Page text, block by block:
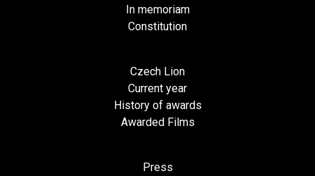
In memoriam
Constitution
Czech Lion
Current year
History of awards
Awarded Films
Press